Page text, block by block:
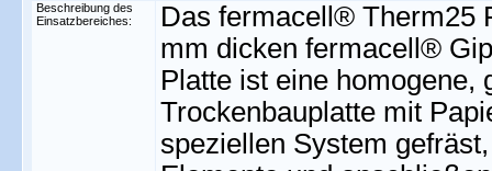
Beschreibung des
Einsatzbereiches:
Das fermacell® Therm25
mm dicken fermacell®
Platte ist eine homogene,
Trockenbauplatte mit
speziellen System